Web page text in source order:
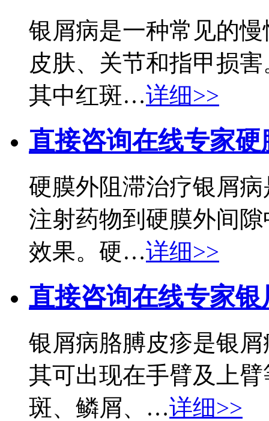
银屑病是一种常见的
皮肤、关节和指甲损
其中红斑…详细>>
直接咨询在线专家硬
硬膜外阻滞治疗银屑
注射药物到硬膜外间
效果。硬…详细>>
直接咨询在线专家银
银屑病胳膊皮疹是银
其可出现在手臂及上
斑、鳞屑、…详细>>